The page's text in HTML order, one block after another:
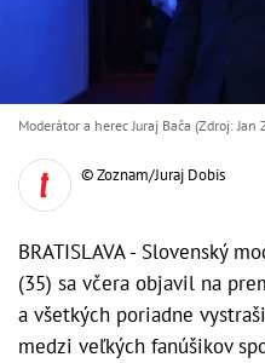
Moderátor a herec Juraj Bača (Zdroj: Jan
© Zoznam/Juraj Dobis
BRATISLAVA - Slovenský
(35) sa včera objavil na
a všetkých poriadne
medzi veľkých fanúšikov